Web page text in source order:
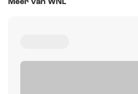
Meer van WNL